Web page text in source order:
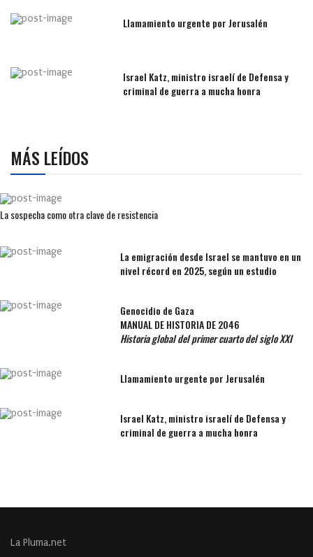
Llamamiento urgente por Jerusalén
Israel Katz, ministro israelí de Defensa y
criminal de guerra a mucha honra
MÁS LEÍDOS
La sospecha como otra clave de resistencia
La emigración desde Israel se mantuvo en un
nivel récord en 2025, según un estudio
Genocidio de Gaza
MANUAL DE HISTORIA DE 2046
Historia global del primer cuarto del siglo XXI
Llamamiento urgente por Jerusalén
Israel Katz, ministro israelí de Defensa y
criminal de guerra a mucha honra
La Pluma.net